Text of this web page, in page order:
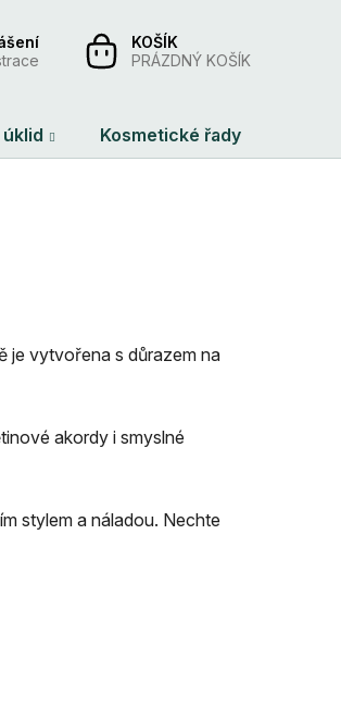
NÁKUPNÍPRÁZDNÝ KOŠÍK
Kosmetické řady
je vytvořena s důrazem na
akordy i smyslné
stylem a náladou. Nechte